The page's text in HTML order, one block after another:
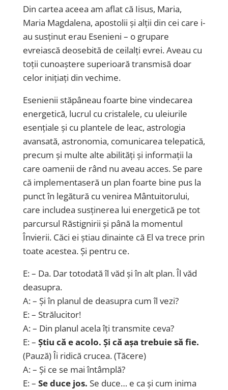
Din cartea aceea am aflat că Iisus, Maria,
Maria Magdalena, apostolii și alții din cei care i-
au susținut erau Esenieni – o grupare
evreiască deosebită de ceilalți evrei. Aveau cu
toții cunoaștere superioară transmisă doar
celor inițiați din vechime.
Esenienii stăpâneau foarte bine vindecarea
energetică, lucrul cu cristalele, cu uleiurile
esențiale și cu plantele de leac, astrologia
avansată, astronomia, comunicarea telepatică,
precum și multe alte abilități și informații la
care oamenii de rând nu aveau acces. Se pare
că implementaseră un plan foarte bine pus la
punct în legătură cu venirea Mântuitorului,
care includea susținerea lui energetică pe tot
parcursul Răstignirii și până la momentul
Învierii. Căci ei știau dinainte că El va trece prin
toate acestea. Și pentru ce.
E: – Da. Dar totodată îl văd și în alt plan. Îl văd
deasupra.
A: – Și în planul de deasupra cum îl vezi?
E: – Strălucitor!
A: – Din planul acela îți transmite ceva?
E: – Știu că e acolo. Și că așa trebuie să fie.
(Pauză) Îi ridică crucea. (Tăcere)
A: – Și ce se mai întâmplă?
E: – Se duce jos. Se duce… e ca și cum inima